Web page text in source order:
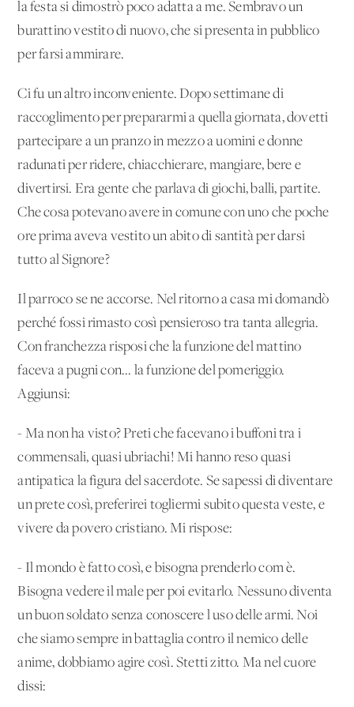
la festa si dimostrò poco adatta a me. Sembravo un
burattino vestito di nuovo, che si presenta in pubblico
per farsi ammirare.
Ci fu un altro inconveniente. Dopo settimane di
raccoglimento per prepararmi a quella giornata, dovetti
partecipare a un pranzo in mezzo a uomini e donne
radunati per ridere, chiacchierare, mangiare, bere e
divertirsi. Era gente che parlava di giochi, balli, partite.
Che cosa potevano avere in comune con uno che poche
ore prima aveva vestito un abito di santità per darsi
tutto al Signore?
Il parroco se ne accorse. Nel ritorno a casa mi domandò
perché fossi rimasto così pensieroso tra tanta allegria.
Con franchezza risposi che la funzione del mattino
faceva a pugni con... la funzione del pomeriggio.
Aggiunsi:
- Ma non ha visto? Preti che facevano i buffoni tra i
commensali, quasi ubriachi! Mi hanno reso quasi
antipatica la figura del sacerdote. Se sapessi di diventare
un prete così, preferirei togliermi subito questa veste, e
vivere da povero cristiano. Mi rispose:
- Il mondo è fatto così, e bisogna prenderlo com'è.
Bisogna vedere il male per poi evitarlo. Nessuno diventa
un buon soldato senza conoscere l'uso delle armi. Noi
che siamo sempre in battaglia contro il nemico delle
anime, dobbiamo agire così. Stetti zitto. Ma nel cuore
dissi: